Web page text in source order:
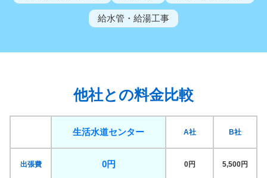
給水管・給湯工事
他社との料金比較
生活水道センター A社 B社
出張費 0円 0円 5,500円